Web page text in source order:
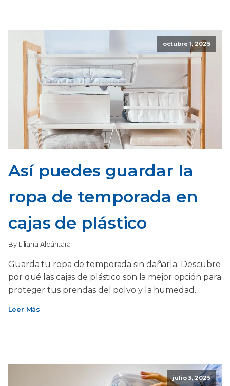
octubre 1, 2025
Así puedes guardar la
ropa de temporada en
cajas de plástico
By Liliana Alcántara
Guarda tu ropa de temporada sin dañarla. Descubre
por qué las cajas de plástico son la mejor opción para
proteger tus prendas del polvo y la humedad.
Leer Más
julio 3, 2025